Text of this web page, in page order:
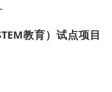
教育）试点项目